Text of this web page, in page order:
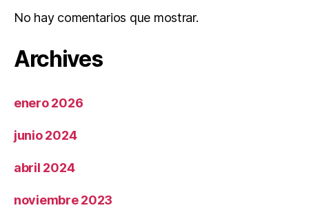
No hay comentarios que mostrar.
Archives
enero 2026
junio 2024
abril 2024
noviembre 2023